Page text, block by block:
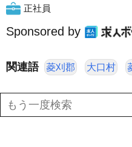
正社員
Sponsored by
関連語 菱刈郡 大口村